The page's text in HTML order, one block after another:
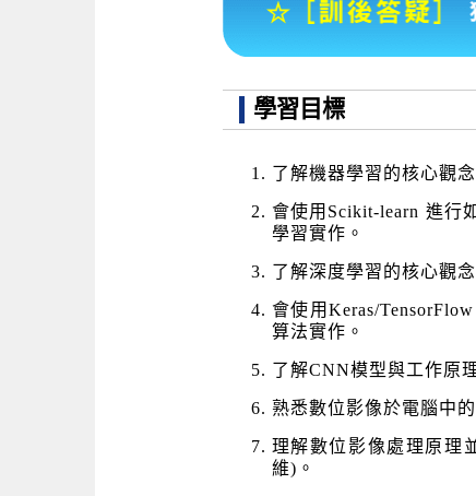
學習目標
了解機器學習的核心觀
會使用Scikit-learn 進行
學習實作。
了解深度學習的核心觀
會使用Keras/
算法實作。
了解CNN模型與工作原
熟悉數位影像於電腦中
理解數位影像處理原理
維)。